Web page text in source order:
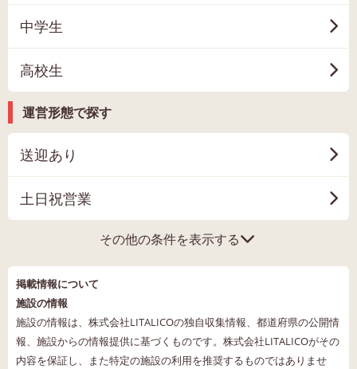
中学生
高校生
運営形態で探す
送迎あり
土日祝営業
その他の条件を表示する
掲載情報について
施設の情報
施設の情報は、株式会社LITALICOの独自収集情報、都道府県の公開情
報、施設からの情報提供に基づくものです。株式会社LITALICOがその
内容を保証し、また特定の施設の利用を推奨するものではありませ